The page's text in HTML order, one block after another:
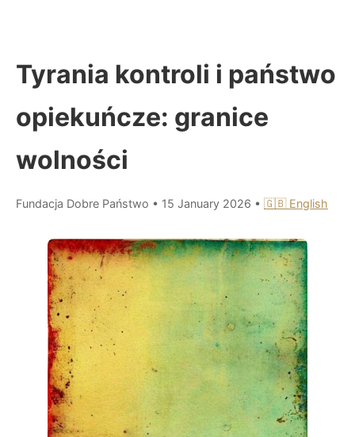
Tyrania kontroli i państwo
opiekuńcze: granice
wolności
Fundacja Dobre Państwo • 15 January 2026 • 🇬🇧 English